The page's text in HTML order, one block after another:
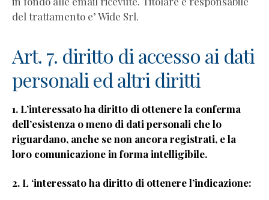
ti
serve
Debora
Conti
Wellness
per
Professionisti
–
Debora
Studenti
del trattamento e’ Wide Srl.
Art. 7. diritto di accesso ai dati
personali ed altri diritti
1. L’interessato ha diritto di ottenere la conferma
dell’esistenza o meno di dati personali che lo
riguardano, anche se non ancora registrati, e la
loro comunicazione in forma intelligibile.
2. L ‘interessato ha diritto di ottenere l’indicazione: